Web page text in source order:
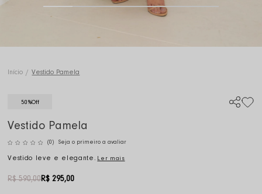
Início Vestido Pamela
50%Off
Vestido Pamela
(0) Seja o primeiro a avaliar
Vestido leve e elegante. Ler mais
R$ 590,00R$ 295,00